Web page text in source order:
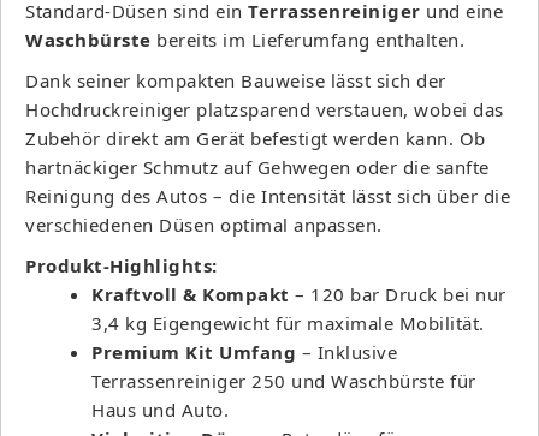
Standard-Düsen sind ein Terrassenreiniger und eine
Waschbürste bereits im Lieferumfang enthalten.
Dank seiner kompakten Bauweise lässt sich der
Hochdruckreiniger platzsparend verstauen, wobei das
Zubehör direkt am Gerät befestigt werden kann. Ob
hartnäckiger Schmutz auf Gehwegen oder die sanfte
Reinigung des Autos – die Intensität lässt sich über die
verschiedenen Düsen optimal anpassen.
Produkt-Highlights:
Kraftvoll & Kompakt – 120 bar Druck bei nur
3,4 kg Eigengewicht für maximale Mobilität.
Premium Kit Umfang – Inklusive
Terrassenreiniger 250 und Waschbürste für
Haus und Auto.